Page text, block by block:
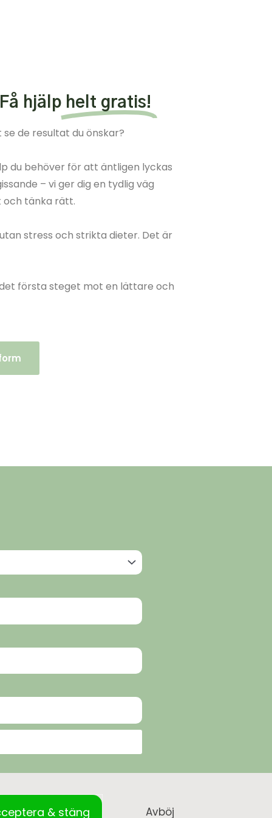
hjälp helt gratis!
de resultat du önskar?
du behöver för att äntligen lyckas
– vi ger dig en tydlig väg
tänka rätt.
stress och strikta dieter. Det är
första steget mot en lättare och
& stäng Avböj